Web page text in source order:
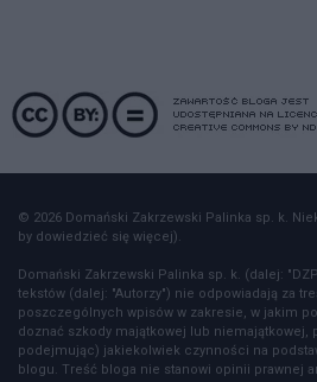
© 2026 Domański Zakrzewski Palinka sp. k.
by dowiedzieć się więcej).
Domański Zakrzewski Palinka sp. k. (dalej:
tekstów (dalej: "Autorzy") nie odpowiadają za
poszczególnych wpisów w zakresie, w jakim
doznać szkody majątkowej lub
podejmując) jakiekolwiek czynności na
blogu. Treść bloga nie stanowi opinii prawnej